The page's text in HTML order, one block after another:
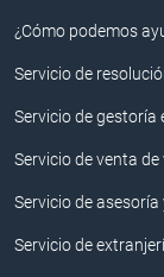
¿Cómo podemos
Servicio de
Servicio de
Servicio de venta
Servicio de
Servicio de